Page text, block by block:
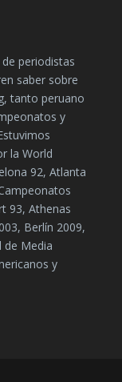
periodistas
saber sobre
tanto peruano
y
la World
92, Atlanta
93, Athenas
Berlín 2009,
de Media
y